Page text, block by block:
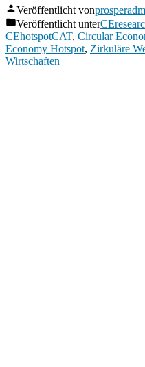
Veröffentlicht von
Veröffentlicht unter
CEhotspotCAT, Circular
Economy Hotspot, Zirkuläre
Wirtschaften